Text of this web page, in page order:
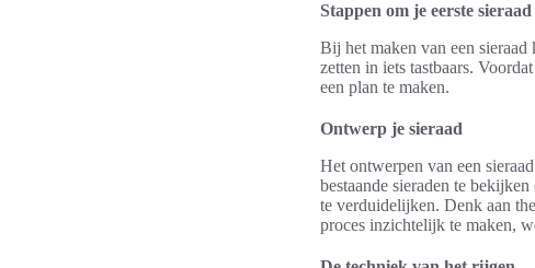
Stappen om je eerste
Bij het maken van een
zetten in iets tastbaars.
een plan te maken.
Ontwerp je sieraad
Het ontwerpen van een
bestaande sieraden te
te verduidelijken. Denk aan
proces inzichtelijk te maken,